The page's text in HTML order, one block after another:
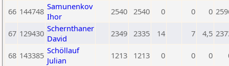
66 144748 Samunenkov
Ihor
2540 2540 0 0 0
67 129430 Schernthaner
David
2349 2335 14 7 4,5
68 143385 Schöllauf
Julian
1213 1213 0 0 0